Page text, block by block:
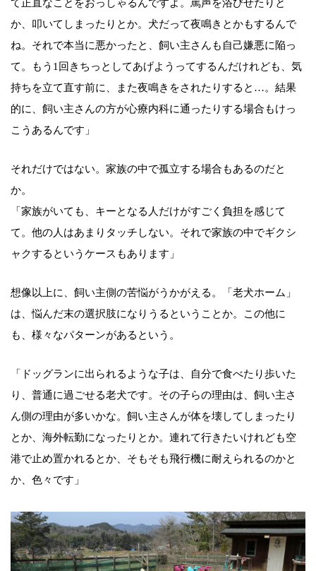
て正直なことをおっしゃるんですよ。罵声を浴びせたりと
か、叩いてしまったりとか。犬だって夜鳴きとかもするんで
ね。それで本当に悪かったと、飼い主さんも自己嫌悪に陥っ
て。もう1回きちっとしてあげようってするんだけれども、気
持ちを立て直す前に、また夜鳴きをされたりすると…。結果
的に、飼い主さんの方が心療内科に通ったりする場合もけっ
こうあるんです」
それだけではない。家族の中で孤立する場合もあるのだと
か。
「家族がいても、キーとなる人だけがすごく負担を感じて
て。他の人はあまりタッチしない。それで家族の中でギクシ
ャクするというケースもあります」
想像以上に、飼い主側の苦悩がうかがえる。「老犬ホーム」
は、悩んだ末の選択肢になりうるということか。この他に
も、様々なパターンがあるという。
「ドッグランに出られるような子は、自分で食べたり歩いた
り、普通に過ごせる老犬です。その子らの理由は、飼い主さ
ん側の理由が多いかな。飼い主さんが体を壊してしまったり
とか、海外転勤になったりとか。連れて行きたいけれども空
港で止め置かれるとか、そもそも飛行機に耐えられるのかと
か、色々です」